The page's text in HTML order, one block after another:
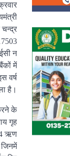
न
में
वर्ष
है।
के
गृह
ऋण